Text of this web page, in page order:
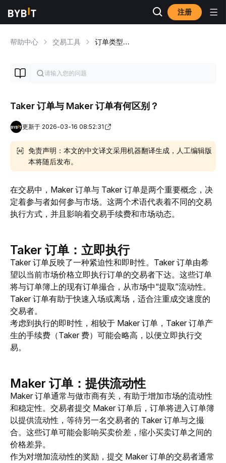
注册
帮助中心 交易工具 订单类型概述
Taker 订单与 Maker 订单有何区别？
更新于 2026-03-16 08:52:31
免责声明：本文的中文译文采用机器翻译生成，人工编辑版
本将随后发布。
在交易中，Maker 订单与 Taker 订单是两个重要概念，决
定着参与者如何参与市场。这两个术语代表着不同的交易
执行方式，并且影响着交易手续费和市场动态。
Taker 订单：立即执行
Taker 订单反映了一种紧迫性和即时性。Taker 订单由希
望以当前市场价格立即执行订单的交易者下达。这些订单
将与订单簿上的现有订单撮合，从市场中“提取”流动性。
Taker 订单有助于快速入场或离场，适合注重成交速度的
交易者。
考虑到执行的即时性，相较于 Maker 订单，Taker 订单产
生的手续费（Taker 费）可能会略高，以便立即执行交
易。
Maker 订单：提供流动性
Maker 订单通常与做市商有关，有助于增加市场的流动性
和稳定性。交易者提交 Maker 订单后，订单将进入订单簿
以提供流动性，等待另一名交易者的 Taker 订单与之撮
合。这些订单可能会影响买卖价差，缩小买卖订单之间的
价格差异。
作为对增加流动性的奖励，提交 Maker 订单的交易者通常